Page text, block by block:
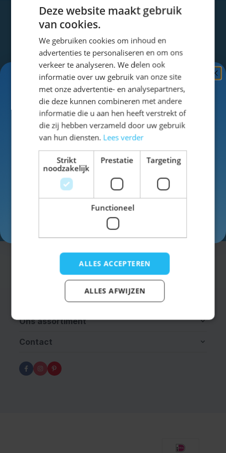
Altijd op de hoogte blijven?
Blijf op de hoogte van het laatste nieuws!
Regelmatig ontvangt u van ons een mail met
mooie aanbiedingen en nieuwe artikelen.
E-mailadres
Aanmelden
Dit formulier is beveiligd met reCAPTCHA - het
Privacybeleiden de Servicevoorwaarden van
zijn van toepassing.
Klantenservice
Ons assortiment
Contact
Deze website maakt gebruik
van cookies.
We gebruiken cookies om inhoud en
advertenties te personaliseren en om ons
verkeer te analyseren. We delen ook
informatie over uw gebruik van onze site
met onze advertentie- en analysepartners,
die deze kunnen combineren met andere
informatie die u aan hen heeft verstrekt of
die zij hebben verzameld door uw gebruik
van hun diensten. Lees verder
Strikt
noodzakelijk
Prestatie Targeting
Functioneel
ALLES ACCEPTEREN
ALLES AFWIJZEN
Ontvang5%
KORTING!
Schrijf je nuin voor de nieuwsbrief en ontvang toegang
tot exclusieve kortingen!
Voor- en achternaam
Inschrijven